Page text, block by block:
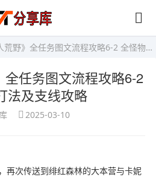
》全任务图文流程攻略6-2 全怪物打法及支线攻略
全任务图文流程攻略6-2
法及支线攻略
2025-03-10
再次传送到绯红森林的大本营与卡妮